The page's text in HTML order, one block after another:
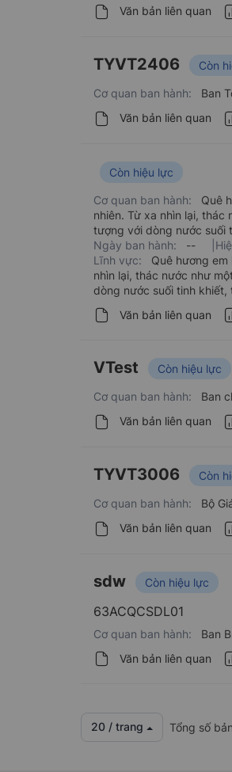
Văn bản liên quan
TYVT2406 Còn
Cơ quan ban hành: Ban
Văn bản liên quan
Còn hiệu lực
Cơ quan ban hành:
Quê
nhiên. Từ xa nhìn lại,
tượng với dòng nước suối
Ngày ban hành:
--
Lĩnh vực:
Quê hương
nhìn lại, thác nước như
dòng nước suối tinh khiết,
Văn bản liên quan
VTest Còn hiệu lực
Cơ quan ban hành: Ban
Văn bản liên quan
TYVT3006 Còn
Cơ quan ban hành: Bộ
Văn bản liên quan
sdw Còn hiệu lực
63ACQCSDL01
Cơ quan ban hành: Ban
Văn bản liên quan
20 / trang Tổng số